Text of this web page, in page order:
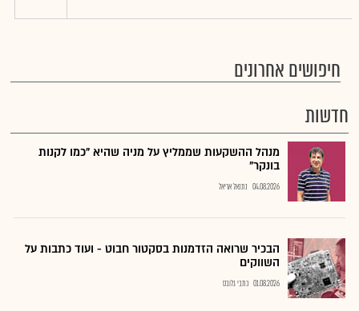
חיפושים אחרונים
חדשות
מנהל ההשקעות שממליץ על מניה שהיא "כמו לקנות
בונקר"
04.08.2026 נתנאל אריאל
הבכיר שרואה הזדמנות בסקטור חבוט - ועוד כתבות על
השווקים
01.08.2026 כתבי גלובס